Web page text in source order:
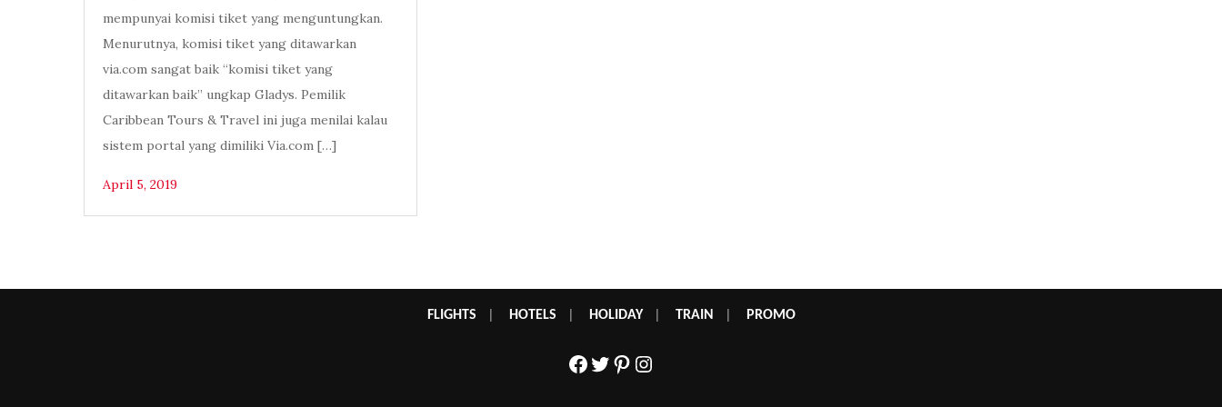
mempunyai komisi tiket yang menguntungkan.
Menurutnya, komisi tiket yang ditawarkan
via.com sangat baik “komisi tiket yang
ditawarkan baik” ungkap Gladys. Pemilik
Caribbean Tours & Travel ini juga menilai kalau
sistem portal yang dimiliki Via.com […]
April 5, 2019
FLIGHTS HOTELS HOLIDAY| TRAIN PROMO
Facebook
Twitter
Pinterest
Instagram